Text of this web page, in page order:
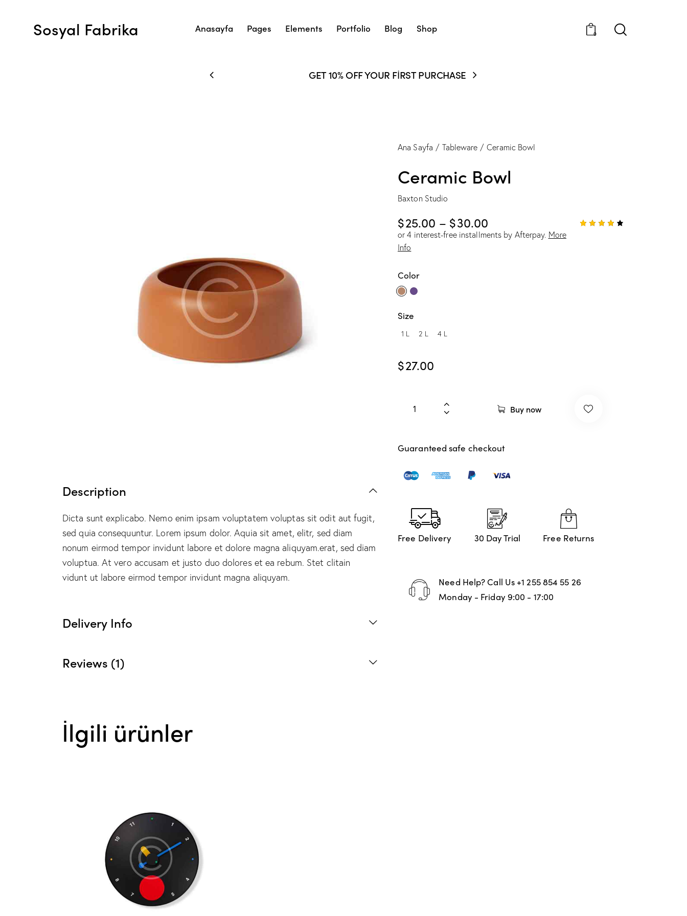
Sosyal Fabrika Anasayfa Pages Elements Portfolio Blog Shop
0
GET 10% OFF YOUR FIRST PURCHASE
Ana Sayfa Tableware Ceramic Bowl
Ceramic Bowl
Baxton Studio
$25.00 – $30.00
or 4 interest-free installments by Afterpay. More
Info
Color
Size
1 L 2 L 4 L
$27.00
Buy now
Guaranteed safe checkout
Free Delivery 30 Day Trial Free Returns
Need Help? Call Us +1 255 854 55 26
Monday - Friday 9:00 - 17:00
Description
Dicta sunt explicabo. Nemo enim ipsam voluptatem voluptas sit odit aut fugit,
sed quia consequuntur. Lorem ipsum dolor. Aquia sit amet, elitr, sed diam
nonum eirmod tempor invidunt labore et dolore magna aliquyam.erat, sed diam
voluptua. At vero accusam et justo duo dolores et ea rebum. Stet clitain
vidunt ut labore eirmod tempor invidunt magna aliquyam.
Delivery Info
Reviews (1)
İlgili ürünler